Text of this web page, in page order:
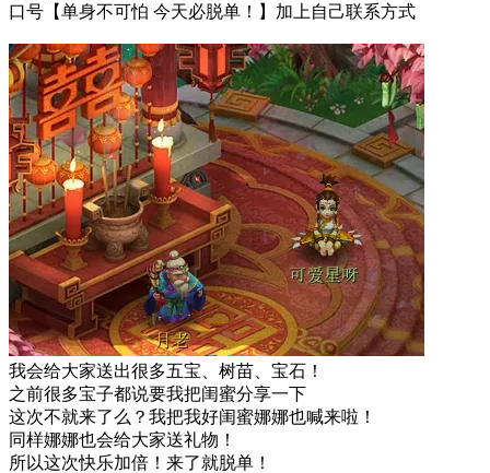
口号【单身不可怕 今天必脱单！】加上自己联系方式
我会给大家送出很多五宝、树苗、宝石！
之前很多宝子都说要我把闺蜜分享一下
这次不就来了么？我把我好闺蜜娜娜也喊来啦！
同样娜娜也会给大家送礼物！
所以这次快乐加倍！来了就脱单！